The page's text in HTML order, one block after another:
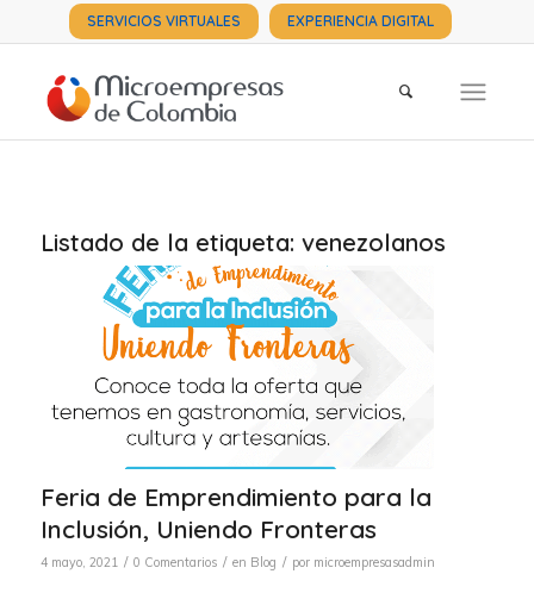
SERVICIOS VIRTUALES EXPERIENCIA DIGITAL
Listado de la etiqueta: venezolanos
Feria de Emprendimiento para la
Inclusión, Uniendo Fronteras
4 mayo, 2021 / 0 Comentarios / en Blog / por microempresasadmin